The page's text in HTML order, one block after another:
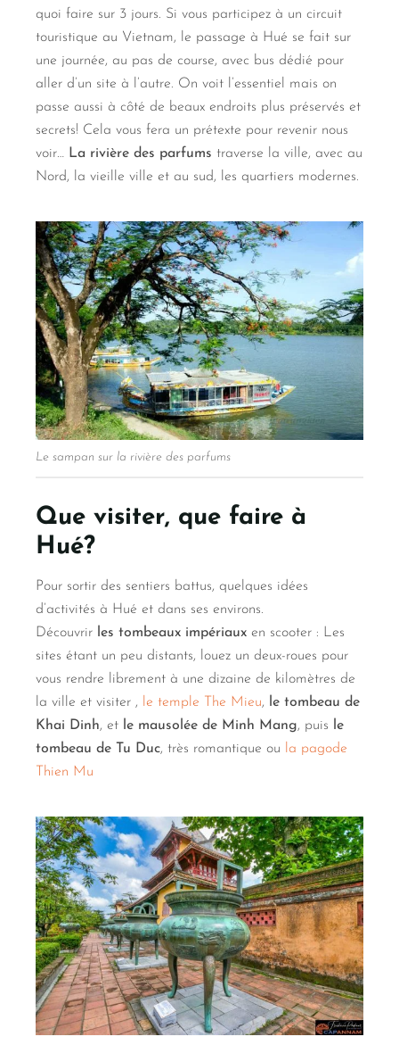
quoi faire sur 3 jours. Si vous participez à un circuit
touristique au Vietnam, le passage à Hué se fait sur
une journée, au pas de course, avec bus dédié pour
aller d’un site à l’autre. On voit l’essentiel mais on
passe aussi à côté de beaux endroits plus préservés et
secrets! Cela vous fera un prétexte pour revenir nous
voir… La rivière des parfums traverse la ville, avec au
Nord, la vieille ville et au sud, les quartiers modernes.
Le sampan sur la rivière des parfums
Que visiter, que faire à
Hué?
Pour sortir des sentiers battus, quelques idées
d’activités à Hué et dans ses environs.
Découvrir les tombeaux impériaux en scooter : Les
sites étant un peu distants, louez un deux-roues pour
vous rendre librement à une dizaine de kilomètres de
la ville et visiter ,
le temple The Mieu,
le tombeau de
Khai Dinh, et le mausolée de Minh Mang, puis
le
tombeau de Tu Duc, très romantique ou
la pagode
Thien Mu